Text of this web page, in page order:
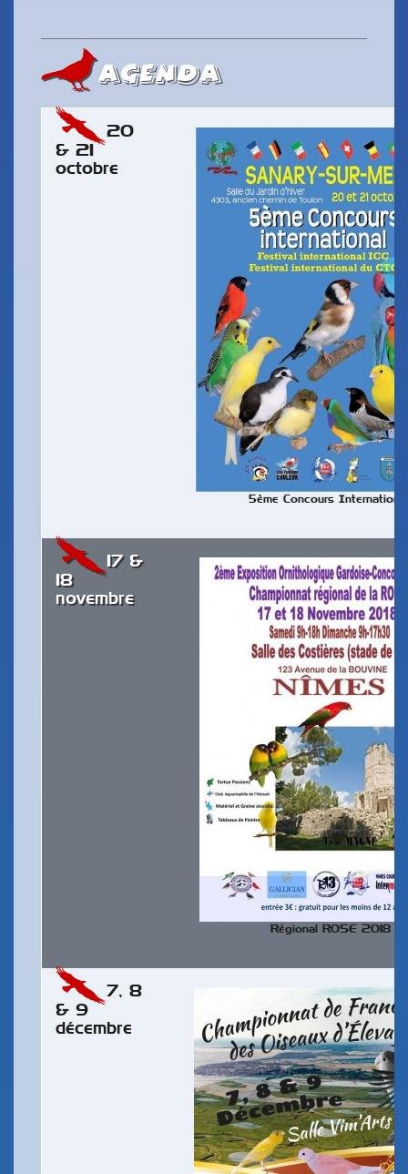
AGENDA
20
& 21
octobre
5ème Concours International
17 &
18
novembre
Régional ROSE 2018
7, 8
& 9
décembre